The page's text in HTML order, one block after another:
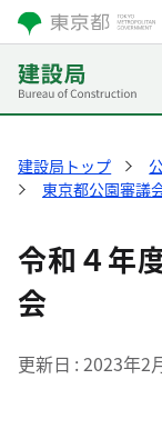
建設局トップ
東京都公園審議
令和４年
会
更新日 2023年2